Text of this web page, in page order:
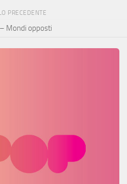
PRECEDENTE
– Mondi opposti